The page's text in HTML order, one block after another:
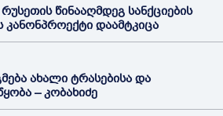
რუსეთის წინააღმდეგ სანქციების
კანონპროექტი დაამტკიცა
ახალი ტრასებისა და
– კობახიძე